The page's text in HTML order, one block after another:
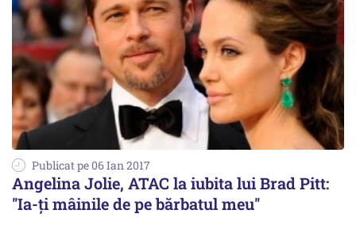
Publicat pe 06 Ian 2017
Angelina Jolie, ATAC la iubita lui Brad Pitt:
''Ia-ți mâinile de pe bărbatul meu''